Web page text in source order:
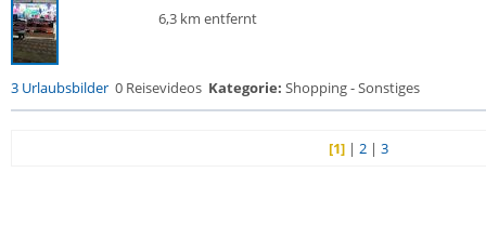
6,3 km entfernt
3 Urlaubsbilder 0 Reisevideos Kategorie: Shopping - Sonstiges
[1] |2 |3